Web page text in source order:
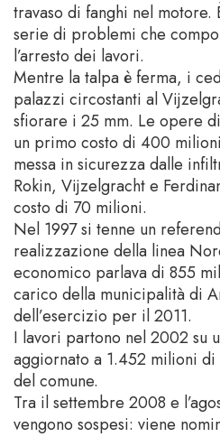
travaso di fanghi nel motore.
serie di problemi che
l’arresto dei lavori.
Mentre la talpa è ferma, i
palazzi circostanti al
sfiorare i 25 mm. Le opere
un primo costo di 400
messa in sicurezza dalle
Rokin, Vijzelgracht e
costo di 70 milioni.
Nel 1997 si tenne un
realizzazione della linea
economico parlava di 855
carico della municipalità di
dell’esercizio per il 2011.
I lavori partono nel 2002 su
aggiornato a 1.452 milioni
del comune.
Tra il settembre 2008 e
vengono sospesi: viene